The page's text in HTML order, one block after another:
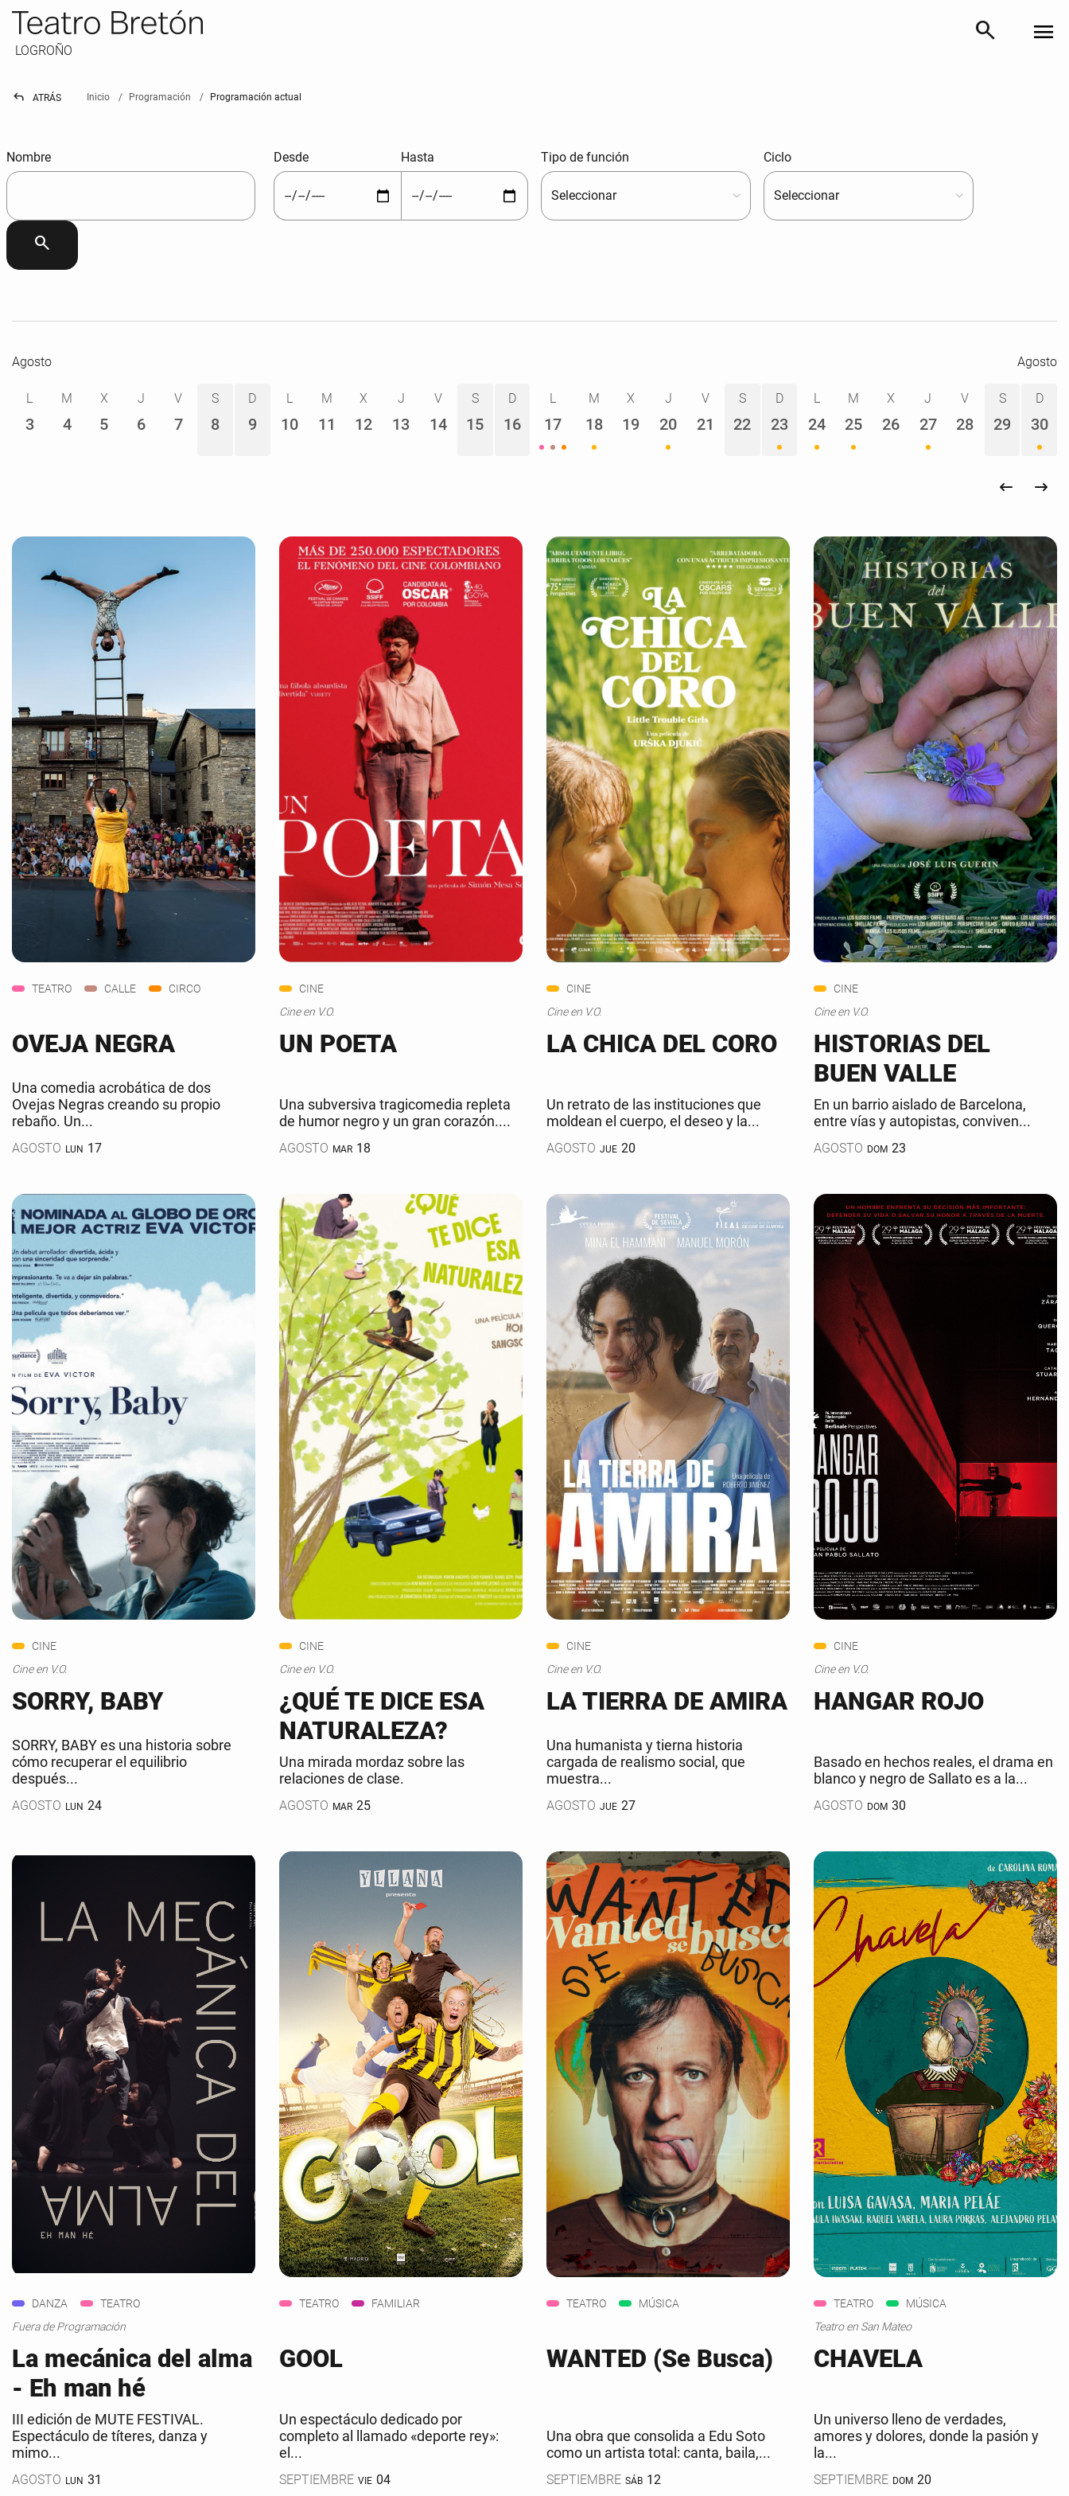
LOGROÑO
search menu
reply ATRÁS Inicio Programación Programación actual
BUSCADOR DE EVENTOS
Nombre Desde Hasta Tipo de función Ciclo
search
Agosto Agosto
L
3
M
4
X
5
J
6
V
7
S
8
D
9
L
10
M
11
X
12
J
13
V
14
S
15
D
16
L
17
M
18
X
19
J
20
V
21
S
22
D
23
L
24
M
25
X
26
J
27
V
28
S
29
D
30
Semana
TEATRO CALLE CIRCO
OVEJA NEGRA
Una comedia acrobática de dos
Ovejas Negras creando su propio
rebaño. Un...
AGOSTO LUN 17
CINE
Cine en V.O.
UN POETA
Una subversiva tragicomedia repleta
de humor negro y un gran corazón....
AGOSTO MAR 18
CINE
Cine en V.O.
LA CHICA DEL CORO
Un retrato de las instituciones que
moldean el cuerpo, el deseo y la...
AGOSTO JUE 20
CINE
Cine en V.O.
HISTORIAS DEL
BUEN VALLE
En un barrio aislado de Barcelona,
entre vías y autopistas, conviven...
AGOSTO DOM 23
CINE
Cine en V.O.
SORRY, BABY
SORRY, BABY es una historia sobre
cómo recuperar el equilibrio
después...
AGOSTO LUN 24
CINE
Cine en V.O.
¿QUÉ TE DICE ESA
NATURALEZA?
Una mirada mordaz sobre las
relaciones de clase.
AGOSTO MAR 25
CINE
Cine en V.O.
LA TIERRA DE AMIRA
Una humanista y tierna historia
cargada de realismo social, que
muestra...
AGOSTO JUE 27
CINE
Cine en V.O.
HANGAR ROJO
Basado en hechos reales, el drama en
blanco y negro de Sallato es a la...
AGOSTO DOM 30
DANZA
TEATRO
Fuera de Programación
La mecánica del alma
- Eh man hé
III edición de MUTE FESTIVAL.
Espectáculo de títeres, danza y
mimo...
AGOSTO LUN 31
TEATRO FAMILIAR
GOOL
Un espectáculo dedicado por
completo al llamado «deporte rey»:
el...
SEPTIEMBRE VIE 04
TEATRO MÚSICA
WANTED (Se Busca)
Una obra que consolida a Edu Soto
como un artista total: canta, baila,...
SEPTIEMBRE SÁB 12
TEATRO
MÚSICA
Teatro en San Mateo
CHAVELA
Un universo lleno de verdades,
amores y dolores, donde la pasión y
la...
SEPTIEMBRE DOM 20